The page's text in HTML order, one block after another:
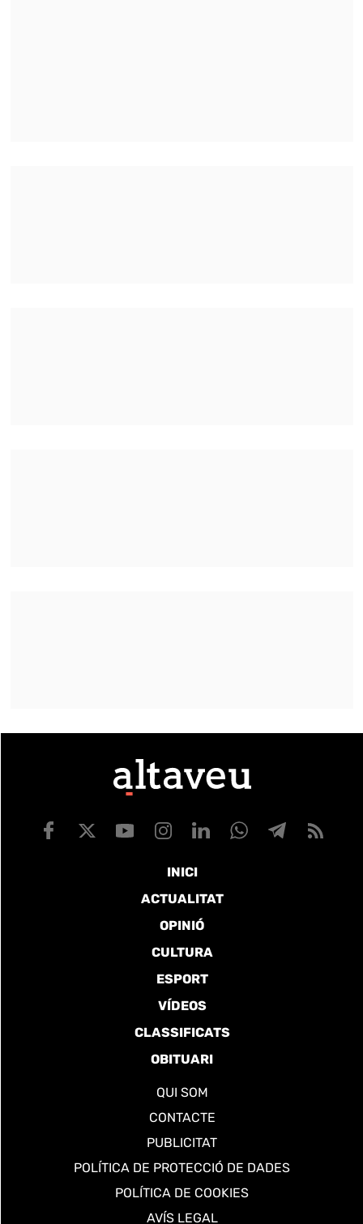
INICI
ACTUALITAT
OPINIÓ
CULTURA
ESPORT
VÍDEOS
CLASSIFICATS
OBITUARI
QUI SOM
CONTACTE
PUBLICITAT
POLÍTICA DE PROTECCIÓ DE DADES
POLÍTICA DE COOKIES
AVÍS LEGAL